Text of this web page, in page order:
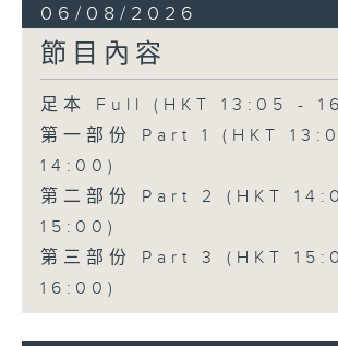
06/08/2026
節目內容
足本 Full (HKT 13:05 -
第一部份 Part 1 (HKT
14:00)
第二部份 Part 2 (HKT
15:00)
第三部份 Part 3 (HKT
16:00)